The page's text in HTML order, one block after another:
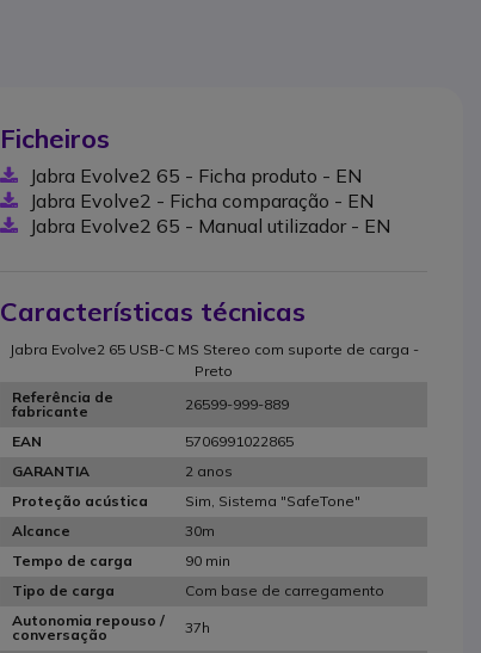
Ficheiros
Jabra Evolve2 65 - Ficha produto - EN
Jabra Evolve2 - Ficha comparação - EN
Jabra Evolve2 65 - Manual utilizador - EN
Características técnicas
Jabra Evolve2 65 USB-C MS Stereo com suporte de carga -
Preto
Referência de
fabricante
26599-999-889
EAN
5706991022865
GARANTIA
2 anos
Proteção acústica
Sim, Sistema "SafeTone"
Alcance
30m
Tempo de carga
90 min
Tipo de carga
Com base de carregamento
Autonomia repouso /
conversação
37h